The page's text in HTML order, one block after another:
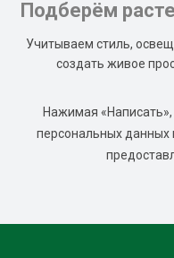
Подберём
Учитываем стиль,
создать живое
Нажимая
персональных данных